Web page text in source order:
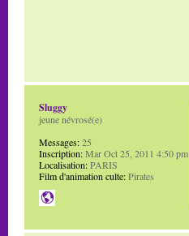
Sluggy
jeune névrosé(e)
Messages:25
Inscription:Mar Oct 25, 2011 4:50 pm
Localisation:PARIS
Film d'animation culte:Pirates